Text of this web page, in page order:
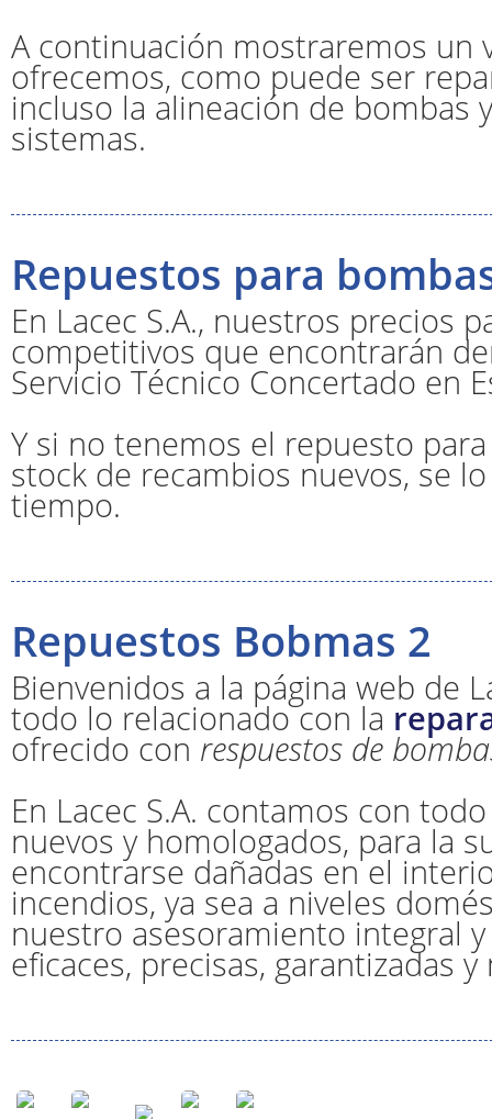
A continuación mostraremos un
ofrecemos, como puede ser
incluso la alineación de
sistemas.
Repuestos para
En Lacec S.A., nuestros precios
competitivos que encontrarán
Servicio Técnico Concertado en
Y si no tenemos el repuesto
stock de recambios nuevos, se
tiempo.
Repuestos Bobmas 2
Bienvenidos a la página web de
todo lo relacionado con la
ofrecido con respuestos de
En Lacec S.A. contamos con
nuevos y homologados, para la
encontrarse dañadas en el
incendios, ya sea a niveles
nuestro asesoramiento integral
eficaces, precisas, garantizadas